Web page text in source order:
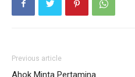
Previous article
Ahok Minta Pertamina